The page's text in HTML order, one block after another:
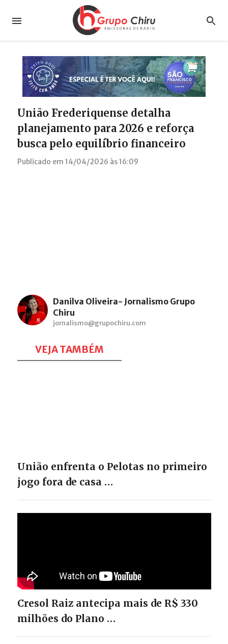
União Frederiquense detalha
planejamento para 2026 e reforça
busca pelo equilíbrio financeiro
Publicado em 14/04/2026 às 16:09
Danilva Oliveira- Jornalismo Grupo
Chiru
jornalismo@grupochiru.com
VEJA TAMBÉM
União enfrenta o Pelotas no primeiro
jogo fora de casa …
Cresol Raiz antecipa mais de R$ 330
milhões do Plano …